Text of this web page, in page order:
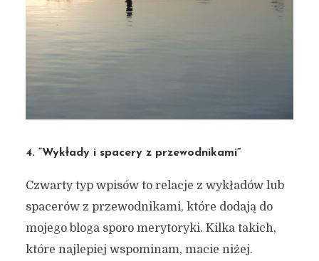
4. “Wykłady i spacery z przewodnikami”
Czwarty typ wpisów to relacje z wykładów lub
spacerów z przewodnikami, które dodają do
mojego bloga sporo merytoryki. Kilka takich,
które najlepiej wspominam, macie niżej.